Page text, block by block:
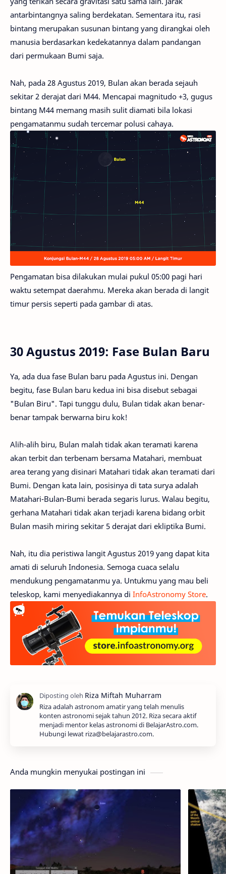
antarbintangnya saling berdekatan. Sementara itu, rasi
bintang merupakan susunan bintang yang dirangkai oleh
manusia berdasarkan kedekatannya dalam pandangan
dari permukaan Bumi saja.
Nah, pada 28 Agustus 2019, Bulan akan berada sejauh
sekitar 2 derajat dari M44. Mencapai magnitudo +3, gugus
bintang M44 memang masih sulit diamati bila lokasi
pengamatanmu sudah tercemar polusi cahaya.
Pengamatan bisa dilakukan mulai pukul 05:00 pagi hari
waktu setempat daerahmu. Mereka akan berada di langit
timur persis seperti pada gambar di atas.
30 Agustus 2019: Fase Bulan Baru
Ya, ada dua fase Bulan baru pada Agustus ini. Dengan
begitu, fase Bulan baru kedua ini bisa disebut sebagai
"Bulan Biru". Tapi tunggu dulu, Bulan tidak akan benar-
benar tampak berwarna biru kok!
Alih-alih biru, Bulan malah tidak akan teramati karena
akan terbit dan terbenam bersama Matahari, membuat
area terang yang disinari Matahari tidak akan teramati dari
Bumi. Dengan kata lain, posisinya di tata surya adalah
Matahari-Bulan-Bumi berada segaris lurus. Walau begitu,
gerhana Matahari tidak akan terjadi karena bidang orbit
Bulan masih miring sekitar 5 derajat dari ekliptika Bumi.
Nah, itu dia peristiwa langit Agustus 2019 yang dapat kita
amati di seluruh Indonesia. Semoga cuaca selalu
mendukung pengamatanmu ya. Untukmu yang mau beli
teleskop, kami menyediakannya di InfoAstronomy Store.
Riza adalah astronom amatir yang telah menulis
konten astronomi sejak tahun 2012. Riza secara aktif
menjadi mentor kelas astronomi di BelajarAstro.com.
Hubungi lewat riza@belajarastro.com.
Anda mungkin menyukai postingan ini